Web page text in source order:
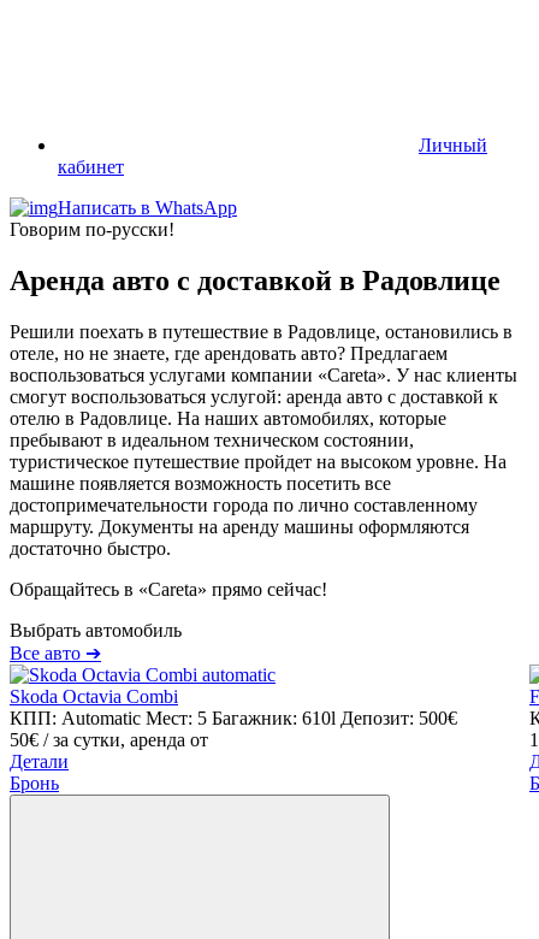
Личный
кабинет
Написать в WhatsApp
Говорим по-русски!
Аренда авто с доставкой в Радовлице
Решили поехать в путешествие в Радовлице, остановились в
отеле, но не знаете, где арендовать авто? Предлагаем
воспользоваться услугами компании «Careta». У нас клиенты
смогут воспользоваться услугой: аренда авто с доставкой к
отелю в Радовлице. На наших автомобилях, которые
пребывают в идеальном техническом состоянии,
туристическое путешествие пройдет на высоком уровне. На
машине появляется возможность посетить все
достопримечательности города по лично составленному
маршруту. Документы на аренду машины оформляются
достаточно быстро.
Обращайтесь в «Careta» прямо сейчас!
Выбрать автомобиль
Все авто ➔
Skoda Octavia Combi
КПП: Automatic Мест: 5 Багажник: 610l Депозит: 500€
50€ / за сутки, аренда от
Детали
Бронь